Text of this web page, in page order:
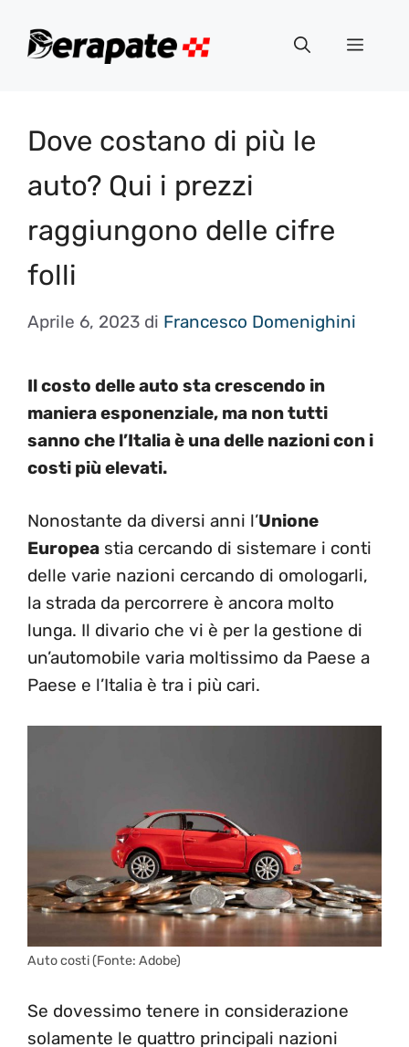
Menu
Dove costano di più le
auto? Qui i prezzi
raggiungono delle cifre
folli
Aprile 6, 2023 di Francesco Domenighini
Il costo delle auto sta crescendo in
maniera esponenziale, ma non tutti
sanno che l’Italia è una delle nazioni con i
costi più elevati.
Nonostante da diversi anni l’Unione
Europea stia cercando di sistemare i conti
delle varie nazioni cercando di omologarli,
la strada da percorrere è ancora molto
lunga. Il divario che vi è per la gestione di
un’automobile varia moltissimo da Paese a
Paese e l’Italia è tra i più cari.
Auto costi (Fonte: Adobe)
Se dovessimo tenere in considerazione
solamente le quattro principali nazioni